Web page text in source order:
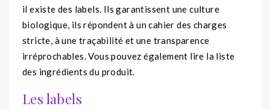
il existe des labels. Ils garantissent une culture
biologique, ils répondent à un cahier des charges
stricte, à une traçabilité et une transparence
irréprochables. Vous pouvez également lire la liste
des ingrédients du produit.
Les labels